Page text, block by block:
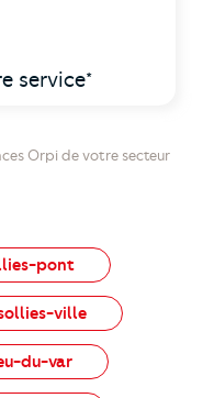
service*
Orpi de votre secteur
pont
ville
du-var